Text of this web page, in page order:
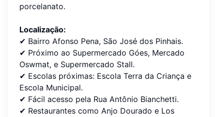
porcelanato.
Localização:
✔ Bairro Afonso Pena, São José dos Pinhais.
✔ Próximo ao Supermercado Góes, Mercado
Oswmat, e Supermercado Stall.
✔ Escolas próximas: Escola Terra da Criança e
Escola Municipal.
✔ Fácil acesso pela Rua Antônio Bianchetti.
✔ Restaurantes como Anjo Dourado e Los